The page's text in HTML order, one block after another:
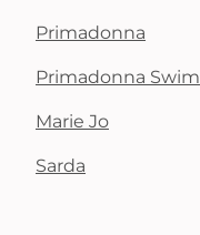
Primadonna
Primadonna Swim
Marie Jo
Sarda